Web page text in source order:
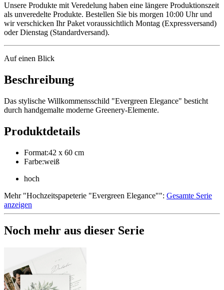
Unsere Produkte mit Veredelung haben eine längere Produktionszeit
als unveredelte Produkte. Bestellen Sie bis morgen 10:00 Uhr und
wir verschicken Ihr Paket voraussichtlich Montag (Expressversand)
oder Dienstag (Standardversand).
Auf einen Blick
Beschreibung
Das stylische Willkommensschild "Evergreen Elegance" besticht
durch handgemalte moderne Greenery-Elemente.
Produktdetails
Format:42 x 60 cm
Farbe:weiß
hoch
Mehr"Hochzeitspapeterie "Evergreen Elegance"": Gesamte Serie
anzeigen
Noch mehr aus dieser Serie